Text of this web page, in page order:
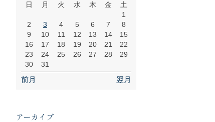
日 月 火 水 木 金
土
1
2
3 4 5 6 7
8
9
10 11 12 13 14
15
16
17 18 19 20 21
22
23
24 25 26 27 28
29
30
31
前月 翌月
アーカイブ